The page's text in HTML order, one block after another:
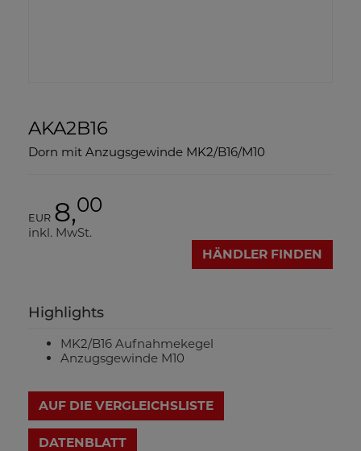
AKA2B16
Dorn mit Anzugsgewinde MK2/B16/M10
EUR 8,00
inkl. MwSt.
HÄNDLER FINDEN
Highlights
MK2/B16 Aufnahmekegel
Anzugsgewinde M10
AUF DIE VERGLEICHSLISTE
DATENBLATT